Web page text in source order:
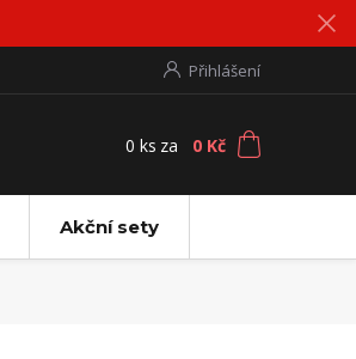
Přihlášení
0 ks za 0 Kč
Akční sety